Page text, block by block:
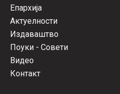
Епархија
Актуелности
Издаваштво
Поуки - Совети
Видео
Контакт